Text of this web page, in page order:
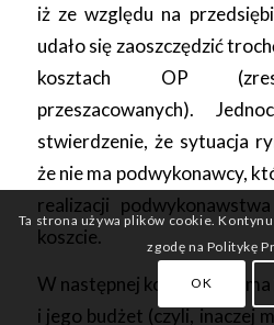
iż ze względu na
udało się zaoszczędzić
kosztach OP
przeszacowanych).
stwierdzenie, że sytuacja
że nie ma podwykonawcy,
realizacji
koszcie.
W następnej kolejności
i jego budżet (czyli, inaczej
Ta strona używa plików cookie.
zgodę na Politykę
OK